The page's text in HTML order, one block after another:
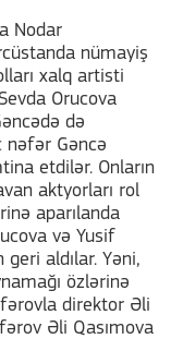
Nodar
nümayiş
xalq artisti
Orucova
də
nəfər Gəncə
etdilər. Onların
aktyorları rol
aparılanda
və Yusif
aldılar. Yəni,
özlərinə
direktor Əli
Əli Qasımova